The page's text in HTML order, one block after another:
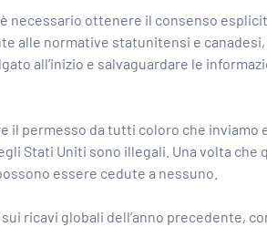
necessario ottenere il consenso
alle normative statunitensi e
all’inizio e salvaguardare le
permesso da tutti coloro che inviamo
Stati Uniti sono illegali. Una volta
essere cedute a nessuno.
ricavi globali dell’anno precedente,